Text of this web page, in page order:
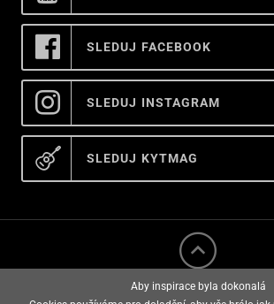
SLEDUJ FACEBOOK
SLEDUJ INSTAGRAM
SLEDUJ KYTMAG
Aby inspirace byla dokonalá